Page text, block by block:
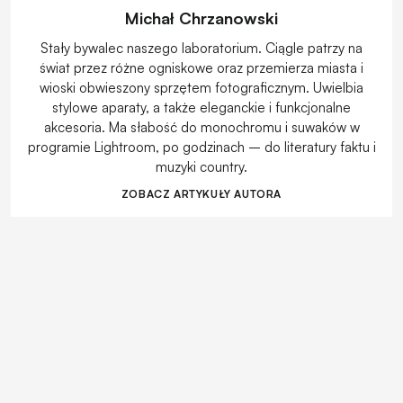
Michał Chrzanowski
Stały bywalec naszego laboratorium. Ciągle patrzy na
świat przez różne ogniskowe oraz przemierza miasta i
wioski obwieszony sprzętem fotograficznym. Uwielbia
stylowe aparaty, a także eleganckie i funkcjonalne
akcesoria. Ma słabość do monochromu i suwaków w
programie Lightroom, po godzinach – do literatury faktu i
muzyki country.
ZOBACZ ARTYKUŁY AUTORA